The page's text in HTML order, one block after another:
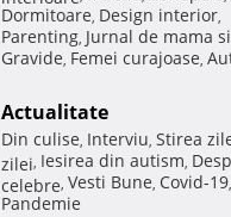
Dormitoare, Design interior,
Parenting, Jurnal de mama
Gravide, Femei curajoase,
Actualitate
Din culise, Interviu, Stirea
zilei, Iesirea din autism,
celebre, Vesti Bune, Covid-19,
Pandemie